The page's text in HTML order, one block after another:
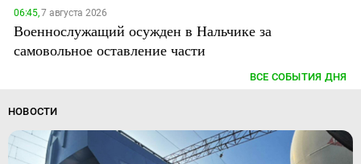
06:45,7 августа 2026
Военнослужащий осужден в Нальчике за
самовольное оставление части
ВСЕ СОБЫТИЯ ДНЯ
НОВОСТИ